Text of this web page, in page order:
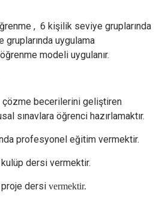
, 6 kişilik seviye gruplarında
uygulama
modeli uygulanır.
çözme becerilerini geliştiren
sınavlara öğrenci hazırlamaktır.
profesyonel eğitim vermektir.
dersi vermektir.
dersi vermektir.
Tercihleri